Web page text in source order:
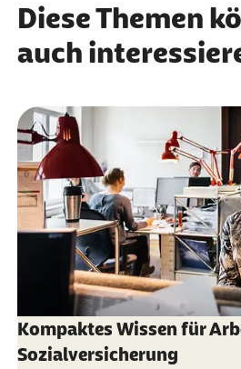
Diese Themen
auch
Kompaktes Wissen für
Sozialversicherung